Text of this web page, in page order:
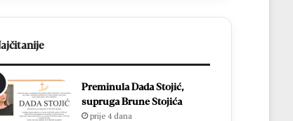
Preminula Dada Stojić,
supruga Brune Stojića
prije 4 dana